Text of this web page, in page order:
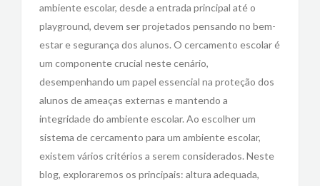
ambiente escolar, desde a entrada principal até o
playground, devem ser projetados pensando no bem-
estar e segurança dos alunos. O cercamento escolar é
um componente crucial neste cenário,
desempenhando um papel essencial na proteção dos
alunos de ameaças externas e mantendo a
integridade do ambiente escolar. Ao escolher um
sistema de cercamento para um ambiente escolar,
existem vários critérios a serem considerados. Neste
blog, exploraremos os principais: altura adequada,